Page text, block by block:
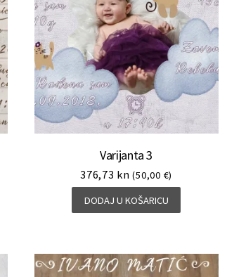
Varijanta 3
376,73 kn (50,00 €)
DODAJ U KOŠARICU